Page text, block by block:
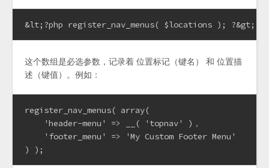
这个数组是必选参数，记录着 位置标记（键名） 和 位置描
述（键值）。例如：
register_nav_menus( array(
    'header-menu' => __( 'topnav' )，
    'footer_menu' => 'My Custom Footer Menu'
) );